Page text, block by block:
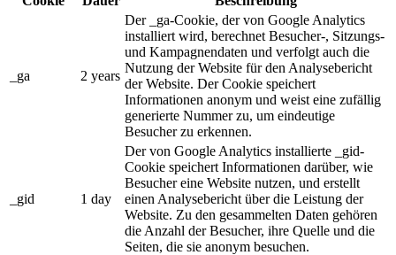
_ga 2 years
Der _ga-Cookie, der von Google Analytics
installiert wird, berechnet Besucher-, Sitzungs-
und Kampagnendaten und verfolgt auch die
Nutzung der Website für den Analysebericht
der Website. Der Cookie speichert
Informationen anonym und weist eine zufällig
generierte Nummer zu, um eindeutige
Besucher zu erkennen.
_gid 1 day
Der von Google Analytics installierte _gid-
Cookie speichert Informationen darüber, wie
Besucher eine Website nutzen, und erstellt
einen Analysebericht über die Leistung der
Website. Zu den gesammelten Daten gehören
die Anzahl der Besucher, ihre Quelle und die
Seiten, die sie anonym besuchen.